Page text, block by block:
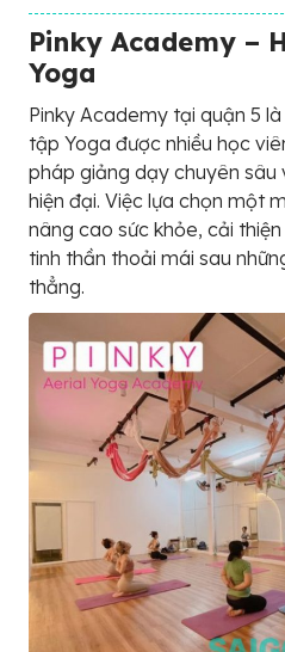
Pinky Academy –
Yoga
Pinky Academy tại quận 5
tập Yoga được nhiều học
pháp giảng dạy chuyên sâu
hiện đại. Việc lựa chọn một
nâng cao sức khỏe, cải
tinh thần thoải mái sau
thẳng.